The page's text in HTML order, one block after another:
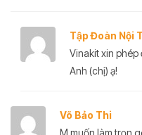
Tập Đoàn Nội
Vinakit xin phép
Anh (chị) ạ!
Võ Bảo Thi
M muốn làm trọn